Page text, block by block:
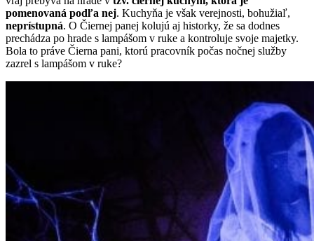
pomenovaná podľa nej. Kuchyňa je však verejnosti, bohužiaľ,
neprístupná. O Čiernej panej kolujú aj historky, že sa dodnes
prechádza po hrade s lampášom v ruke a kontroluje svoje majetky.
Bola to práve Čierna pani, ktorú pracovník počas nočnej služby
zazrel s lampášom v ruke?